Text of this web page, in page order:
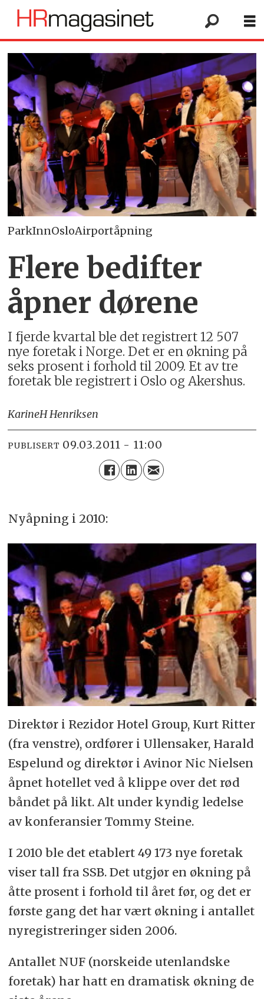
ParkInnOsloAirportåpning
Flere bedifter
åpner dørene
I fjerde kvartal ble det registrert 12 507
nye foretak i Norge. Det er en økning på
seks prosent i forhold til 2009. Et av tre
foretak ble registrert i Oslo og Akershus.
KarineH Henriksen
PUBLISERT 09.03.2011 - 11:00
Nyåpning i 2010:
Direktør i Rezidor Hotel Group, Kurt Ritter
(fra venstre), ordfører i Ullensaker, Harald
Espelund og direktør i Avinor Nic Nielsen
åpnet hotellet ved å klippe over det rød
båndet på likt. Alt under kyndig ledelse
av konferansier Tommy Steine.
I 2010 ble det etablert 49 173 nye foretak
viser tall fra SSB. Det utgjør en økning på
åtte prosent i forhold til året før, og det er
første gang det har vært økning i antallet
nyregistreringer siden 2006.
Antallet NUF (norskeide utenlandske
foretak) har hatt en dramatisk økning de